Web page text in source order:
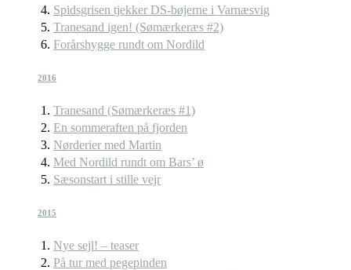
Spidsgrisen tjekker DS-bøjerne i Varnæsvig
Tranesand igen! (Sømærkeræs #2)
Forårshygge rundt om Nordild
2016
Tranesand (Sømærkeræs #1)
En sommeraften på fjorden
Nørderier med Martin
Med Nordild rundt om Bars’ ø
Sæsonstart i stille vejr
2015
Nye sejl! – teaser
På tur med pegepinden